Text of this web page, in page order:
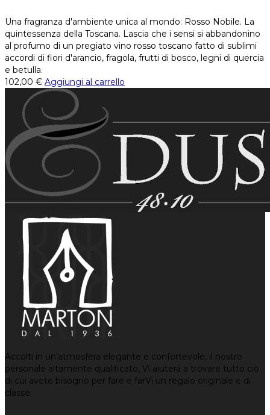
Una fragranza d'ambiente unica al mondo: Rosso Nobile. La
quintessenza della Toscana. Lascia che i sensi si abbandonino
al profumo di un pregiato vino rosso toscano fatto di sublimi
accordi di fiori d'arancio, fragola, frutti di bosco, legni di quercia
e betulla.
102,00 € Aggiungi al carrello
Accolti in un’atmosfera elegante e confortevole, il nostro
personale altamente qualificato, Vi aiuterà a trovare tutto ciò
di cui avete bisogno per fare e farVi un regalo originale e di
classe.